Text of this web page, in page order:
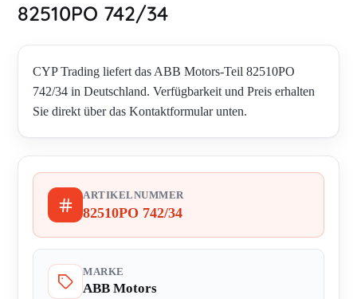
82510PO 742/34
CYP Trading liefert das ABB Motors-Teil 82510PO
742/34 in Deutschland. Verfügbarkeit und Preis erhalten
Sie direkt über das Kontaktformular unten.
ARTIKELNUMMER
82510PO 742/34
MARKE
ABB Motors